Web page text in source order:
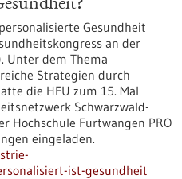
Gesundheit
an der
Unter dem Thema
Strategien durch
die HFU zum 15. Mal
Schwarzwald-
Hochschule Furtwangen PRO
eingeladen.
ist-gesundheit